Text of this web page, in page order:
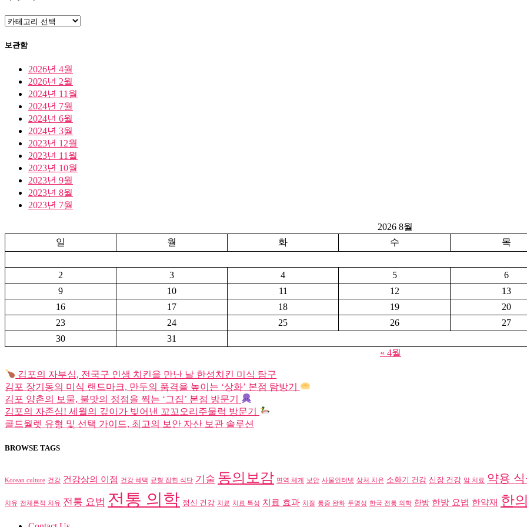
카
고
보관함
2026년 4월
2026년 2월
2024년 11월
2024년 7월
2024년 6월
2024년 3월
2023년 12월
2023년 11월
2023년 10월
2023년 9월
2023년 8월
2023년 7월
2026 8월
일
월 화 수 목
2
3 4 5 6
9
10 11 12 13
16
17 18 19 20
23
24 25 26 27
30
31
« 4월
김포의 자부심, 전국구 인생 치킨을 만난 날 한성치킨 미식 탐구
김포 장기동의 미식 랜드마크, 만두의 품격을 높이는 ‘상화’ 본점 탐방기
김포 양촌의 보물, 불맛의 정점을 찍는 ‘그집’ 본점 방문기
김포의 자존심! 세월의 깊이가 빚어낸 꼬꼬오리주물럭 방문기
콜드월렛 유형 및 선택 가이드, 최고의 보안 자산 보관 솔루션
BROWSE TAGS
Korean culture 건강 건강상의 이점 건강 혜택 균형 잡힌 식단 기술 동의보감 면역 체계 보안 사물인터넷 상처 치유 소화기 건강 신장 건강 암 치료 약용
치유 전체론적 치유 전통 요법 전통 의학 정신 건강 치료 치료 특성 치료 효과 치질 통증 완화 투명성 한국 전통 의학 한방 한방 요법 한약재 한